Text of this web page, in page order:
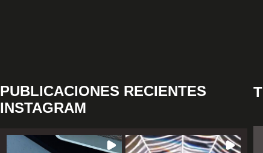
PUBLICACIONES RECIENTES
INSTAGRAM